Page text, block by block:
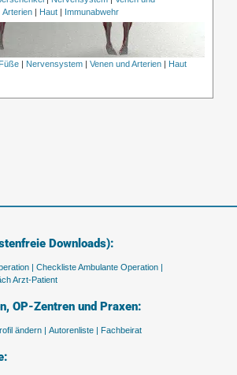
Arterien
Haut Immunabwehr
Füße| Nervensystem| Venen und Arterien| Haut
Downloads):
| Checkliste Ambulante Operation |
Arzt-Patient
OP-Zentren und Praxen:
ändern | Autorenliste | Fachbeirat